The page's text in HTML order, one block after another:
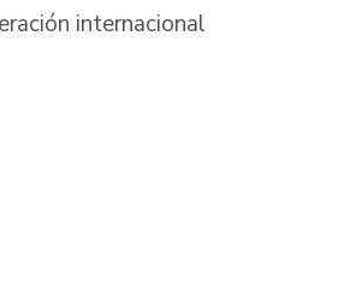
internacional